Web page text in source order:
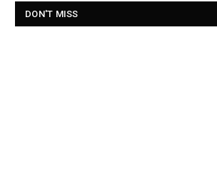
DON'T MISS